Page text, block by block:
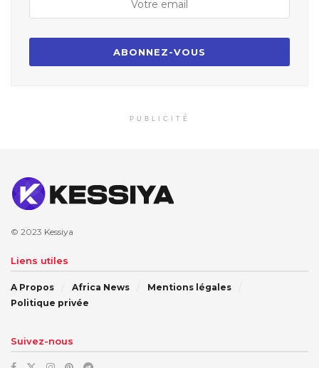
PUBLICITÉ
© 2023 Kessiya
Liens utiles
A Propos Africa News
Mentions légales
Politique privée
Suivez-nous